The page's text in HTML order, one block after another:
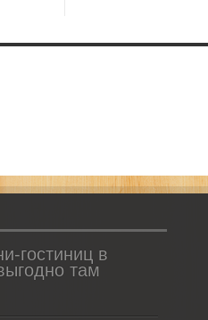
гостиниц в
там